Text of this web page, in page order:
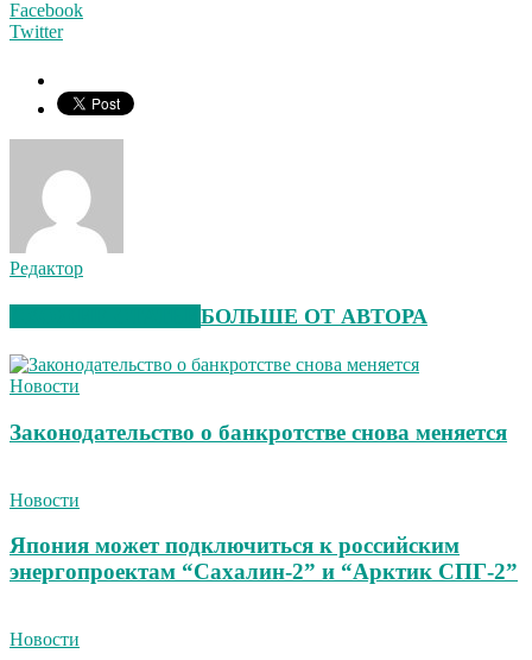
Facebook
Twitter
Редактор
БОЛЬШЕ ОТ АВТОРА
Новости
Законодательство о банкротстве снова меняется
Новости
Япония может подключиться к российским
энергопроектам “Сахалин-2” и “Арктик СПГ-2”
Новости